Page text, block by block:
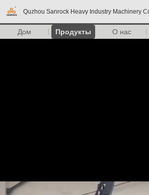
Quzhou Sanrock Heavy Industry Machinery
Дом Продукты О нас